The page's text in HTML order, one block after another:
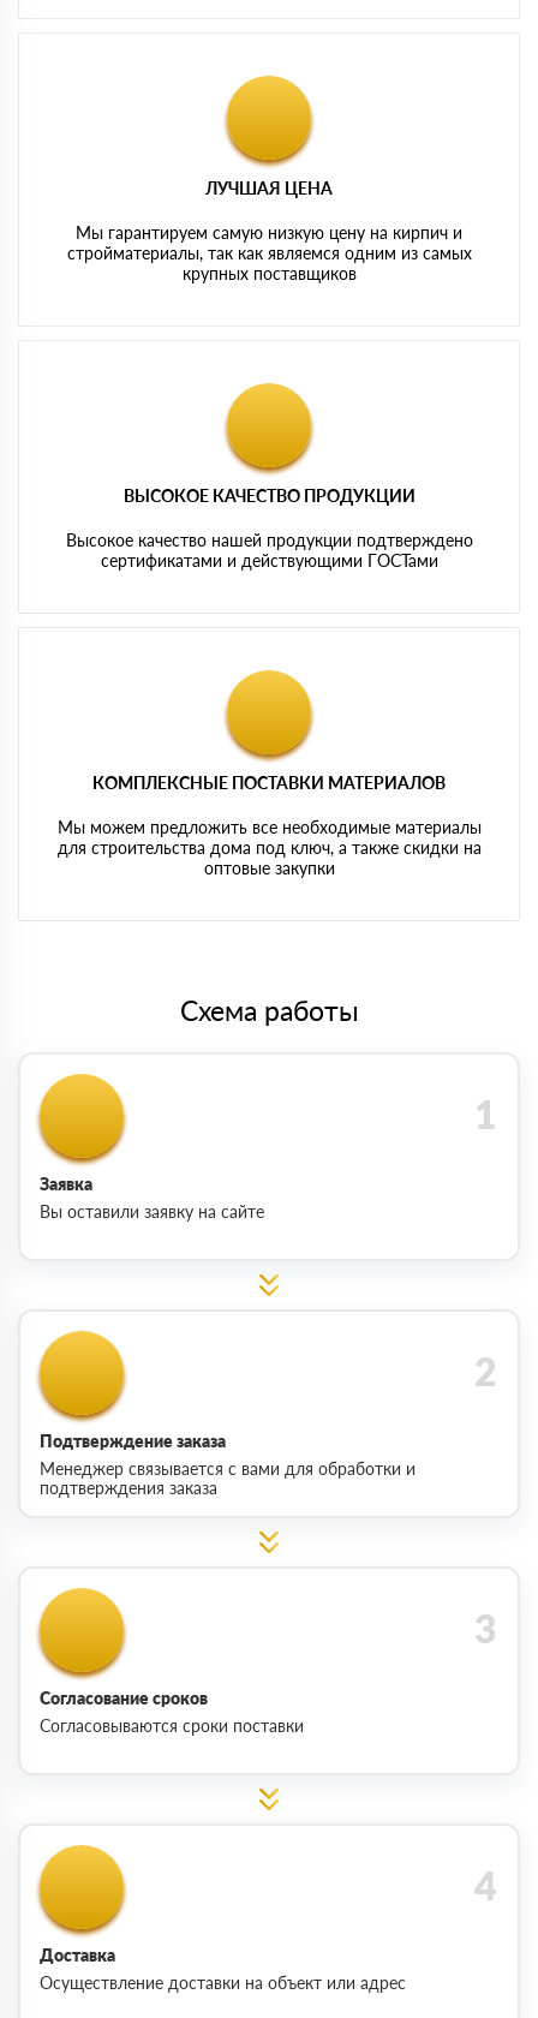
ЛУЧШАЯ ЦЕНА
Мы гарантируем самую низкую цену на кирпич и
стройматериалы, так как являемся одним из самых
крупных поставщиков
ВЫСОКОЕ КАЧЕСТВО ПРОДУКЦИИ
Высокое качество нашей продукции подтверждено
сертификатами и действующими ГОСТами
КОМПЛЕКСНЫЕ ПОСТАВКИ МАТЕРИАЛОВ
Мы можем предложить все необходимые материалы
для строительства дома под ключ, а также скидки на
оптовые закупки
Схема работы
Заявка
Вы оставили заявку на сайте
Подтверждение заказа
Менеджер связывается с вами для обработки и
подтверждения заказа
Согласование сроков
Согласовываются сроки поставки
Доставка
Осуществление доставки на объект или адрес